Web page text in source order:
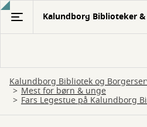
Gå
hovedindhold
Kalundborg Biblioteker
Kalundborg Bibliotek og
Mest for børn & unge
Fars Legestue på Kalundborg